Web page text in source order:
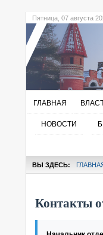
Пятница , 07 августа
ГЛАВНАЯ
НОВОСТИ
ВЫ ЗДЕСЬ:
Контакты